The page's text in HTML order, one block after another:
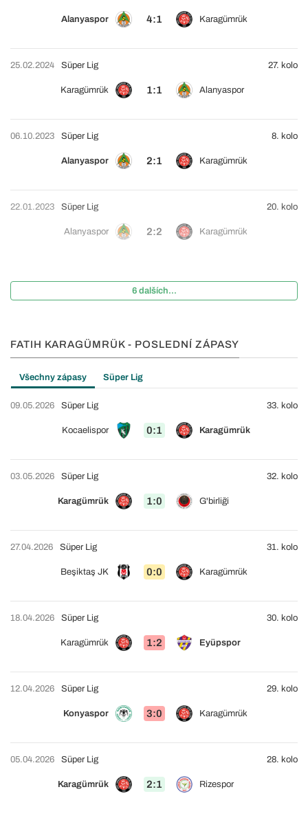
Alanyaspor 4:1 Karagümrük
25.02.2024
Karagümrük 1:1 Alanyaspor
Süper Lig 27. kolo
06.10.2023
Alanyaspor 2:1 Karagümrük
Süper Lig 8. kolo
22.01.2023
Alanyaspor 2:2 Karagümrük
Süper Lig 20. kolo
6 dalších...
FATIH KARAGÜMRÜK - POSLEDNÍ ZÁPASY
Všechny zápasy Süper Lig
09.05.2026
Kocaelispor 0:1 Karagümrük
Süper Lig 33. kolo
03.05.2026
Karagümrük 1:0 G'birliği
Süper Lig 32. kolo
27.04.2026
Beşiktaş JK 0:0 Karagümrük
Süper Lig 31. kolo
18.04.2026
Karagümrük 1:2 Eyüpspor
Süper Lig 30. kolo
12.04.2026
Konyaspor 3:0 Karagümrük
Süper Lig 29. kolo
05.04.2026
Karagümrük 2:1 Rizespor
Süper Lig 28. kolo